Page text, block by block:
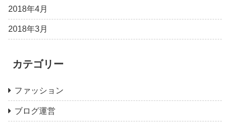
2018年4月
2018年3月
カテゴリー
ファッション
ブログ運営